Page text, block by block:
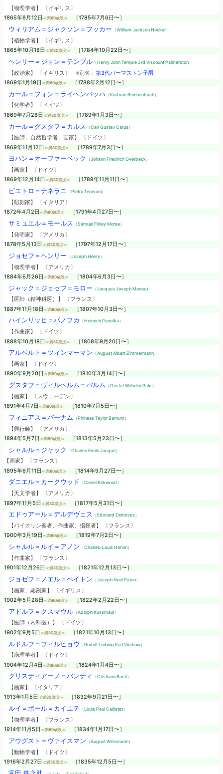
【物理学者】 〔イギリス〕
1865年8月12日 ≪満80歳没≫ ［1785年7月6日〜］
ウィリアム＝ジャクソン＝フッカー （William Jackson Hooker）
【植物学者】 〔イギリス〕
1865年10月18日 ≪満80歳没≫ ［1784年10月22日〜］
ヘンリー＝ジョン＝テンプル（Henry John Temple 3rd Viscount Palmerston）
【政治家】 〔イギリス〕 ※別名： 第3代パーマストン子爵
1869年1月19日 ≪満80歳没≫ ［1788年2月12日〜］
カール＝フォン＝ライヘンバッハ （Karl von Reichenbach）
【化学者】 〔ドイツ〕
1869年7月28日 ≪満80歳没≫ ［1789年1月3日〜］
カール＝グスタフ＝カルス （Carl Gustav Carus）
【医師、自然哲学者、画家】 〔ドイツ〕
1869年11月12日 ≪満80歳没≫ ［1789年7月3日〜］
ヨハン＝オーファーベック （Johann Friedrich Overbeck）
【画家】 〔ドイツ〕
1869年12月14日 ≪満80歳没≫ ［1789年11月11日〜］
ピエトロ＝テネラニ （Pietro Tenerani）
【彫刻家】 〔イタリア〕
1872年4月2日 ≪満80歳没≫ ［1791年4月27日〜］
サミュエル＝モールス （Samuel Finley Morse）
【発明家】 〔アメリカ〕
1878年5月13日 ≪満80歳没≫ ［1797年12月17日〜］
ジョセフ＝ヘンリー （Joseph Henry）
【物理学者】 〔アメリカ〕
1884年6月26日 ≪満80歳没≫ ［1804年6月3日〜］
ジャック＝ジョセフ＝モロー （Jacques Joseph Moreau）
【医師（精神科医）】 〔フランス〕
1887年11月18日 ≪満80歳没≫ ［1807年10月3日〜］
ハインリッヒ＝パノフカ （Heinrich Panofka）
【作曲家】 〔ドイツ〕
1888年10月18日 ≪満80歳没≫ ［1808年9月20日〜］
アルベルト＝ツィンマーマン （August Albert Zimmermann）
【画家】 〔ドイツ〕
1890年9月20日 ≪満80歳没≫ ［1810年3月14日〜］
グスタフ＝ヴィルヘルム＝パルム （Gustaf Wilhelm Palm）
【画家】 〔スウェーデン〕
1891年4月7日 ≪満80歳没≫ ［1810年7月5日〜］
フィニアス＝バーナム （Phineas Taylor Barnum）
【興行師】 〔アメリカ〕
1894年5月7日 ≪満80歳没≫ ［1813年5月23日〜］
シャルル＝ジャック （Charles Emile Jacque）
【画家】 〔フランス〕
1895年6月11日 ≪満80歳没≫ ［1814年9月27日〜］
ダニエル＝カークウッド （Daniel Kirkwood）
【天文学者】 〔アメリカ〕
1897年11月5日 ≪満80歳没≫ ［1817年5月31日〜］
エドゥアール＝デルデヴェス （Edouard Deldevez）
【バイオリン奏者、作曲家、指揮者】 〔フランス〕
1900年3月19日 ≪満80歳没≫ ［1819年7月2日〜］
シャルル＝ルイ＝アノン （Charles-Louis Hanon）
【作曲家】 〔フランス〕
1901年12月26日 ≪満80歳没≫ ［1821年12月13日〜］
ジョゼフ＝ノエル＝ペイトン （Joseph Noel Paton）
【画家、彫刻家】 〔イギリス〕
1902年5月28日 ≪満80歳没≫ ［1822年2月22日〜］
アドルフ＝クスマウル（Adolph Kussmaul）
【医師（内科医）】 〔ドイツ〕
1902年9月5日 ≪満80歳没≫ ［1821年10月13日〜］
ルドルフ＝フィルヒョウ （Rudolf Ludwig Karl Virchow）
【病理学者】 〔ドイツ〕
1904年12月4日 ≪満80歳没≫ ［1824年1月4日〜］
クリスティアーノ＝バンティ （Cristiano Banti）
【画家】 〔イタリア〕
1913年1月5日 ≪満80歳没≫ ［1832年9月21日〜］
ルイ＝ポール＝カイユテ （Louis Paul Cailletet）
【物理学者】 〔フランス〕
1914年11月5日 ≪満80歳没≫ ［1834年1月17日〜］
アウグスト＝ヴァイスマン （August Weismann）
【動物学者】 〔ドイツ〕
1916年2月27日 ≪満80歳没≫ ［1835年12月5日〜］